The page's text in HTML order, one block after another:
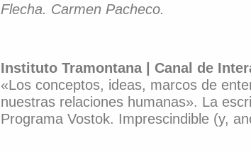
Flecha. Carmen Pacheco.
Instituto Tramontana | Canal de
«Los conceptos, ideas, marcos de
nuestras relaciones humanas». La
Programa Vostok. Imprescindible (y,